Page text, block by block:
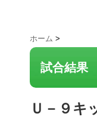
ホーム >
試合結果
Ｕ－９キ